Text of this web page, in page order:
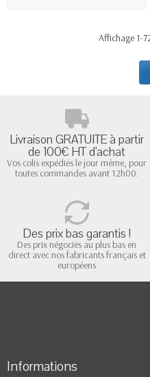
Affichage 1-
Livraison GRATUITE à partir
de 100€ HT d'achat
Vos colis expédiés le jour même, pour
toutes commandes avant 12h00.
Des prix bas garantis !
Des prix négociés au plus bas en
direct avec nos fabricants français et
européens
Informations